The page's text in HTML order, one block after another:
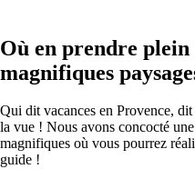
Où en prendre plein
magnifiques
Qui dit vacances en Provence,
la vue ! Nous avons concocté
magnifiques où vous pourrez
guide !